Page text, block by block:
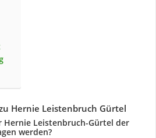
Hernie Leistenbruch Gürtel
Hernie Leistenbruch-Gürtel der
werden?